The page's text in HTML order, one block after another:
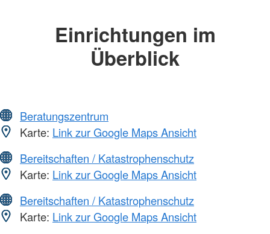
Einrichtungen im
Überblick
Beratungszentrum
Karte: Link zur Google Maps Ansicht
Bereitschaften / Katastrophenschutz
Karte: Link zur Google Maps Ansicht
Bereitschaften / Katastrophenschutz
Karte: Link zur Google Maps Ansicht